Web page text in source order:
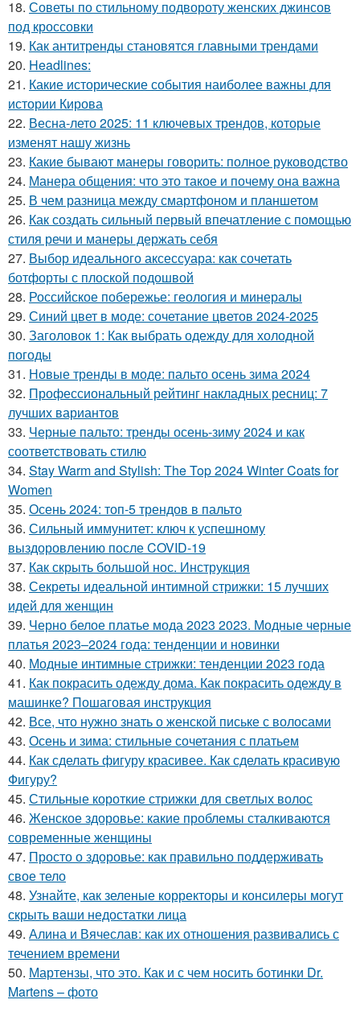
18. Советы по стильному подвороту женских джинсов
под кроссовки
19. Как антитренды становятся главными трендами
20. Headlines:
21. Какие исторические события наиболее важны для
истории Кирова
22. Весна-лето 2025: 11 ключевых трендов, которые
изменят нашу жизнь
23. Какие бывают манеры говорить: полное руководство
24. Манера общения: что это такое и почему она важна
25. В чем разница между смартфоном и планшетом
26. Как создать сильный первый впечатление с помощью
стиля речи и манеры держать себя
27. Выбор идеального аксессуара: как сочетать
ботфорты с плоской подошвой
28. Российское побережье: геология и минералы
29. Синий цвет в моде: сочетание цветов 2024-2025
30. Заголовок 1: Как выбрать одежду для холодной
погоды
31. Новые тренды в моде: пальто осень зима 2024
32. Профессиональный рейтинг накладных ресниц: 7
лучших вариантов
33. Черные пальто: тренды осень-зиму 2024 и как
соответствовать стилю
34. Stay Warm and Stylish: The Top 2024 Winter Coats for
Women
35. Осень 2024: топ-5 трендов в пальто
36. Сильный иммунитет: ключ к успешному
выздоровлению после COVID-19
37. Как скрыть большой нос. Инструкция
38. Секреты идеальной интимной стрижки: 15 лучших
идей для женщин
39. Черно белое платье мода 2023 2023. Модные черные
платья 2023–2024 года: тенденции и новинки
40. Модные интимные стрижки: тенденции 2023 года
41. Как покрасить одежду дома. Как покрасить одежду в
машинке? Пошаговая инструкция
42. Все, что нужно знать о женской письке с волосами
43. Осень и зима: стильные сочетания с платьем
44. Как сделать фигуру красивее. Как сделать красивую
Фигуру?
45. Стильные короткие стрижки для светлых волос
46. Женское здоровье: какие проблемы сталкиваются
современные женщины
47. Просто о здоровье: как правильно поддерживать
свое тело
48. Узнайте, как зеленые корректоры и консилеры могут
скрыть ваши недостатки лица
49. Алина и Вячеслав: как их отношения развивались с
течением времени
50. Мартензы, что это. Как и с чем носить ботинки Dr.
Martens – фото